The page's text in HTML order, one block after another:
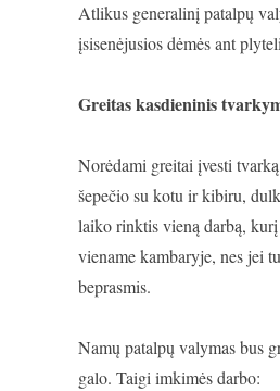
Atlikus generalinį patalpų
įsisenėjusios dėmės ant
Greitas kasdieninis
Norėdami greitai įvesti
šepečio su kotu ir kibiru,
laiko rinktis vieną darbą,
viename kambaryje, nes jei
beprasmis.
Namų patalpų valymas bus
galo. Taigi imkimės darbo: